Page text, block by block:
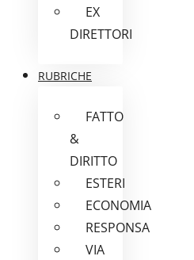
EX
DIRETTORI
RUBRICHE
FATTO
&
DIRITTO
ESTERI
ECONOMIA
RESPONSA
VIA